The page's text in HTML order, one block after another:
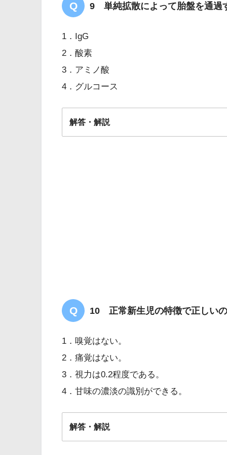
心疾患患者の妊娠・出産の適
9 単純拡散によって胎盤を通過
1．IgG
2．酸素
3．アミノ酸
4．グルコース
解答・解説
10 正常新生児の特徴で正しいの
1．嗅覚はない。
2．痛覚はない。
3．視力は0.2程度である。
4．甘味の濃淡の識別ができる。
解答・解説